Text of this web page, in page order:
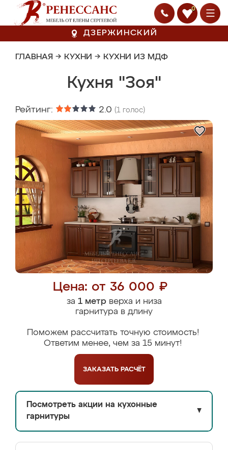
0
ДЗЕРЖИНСКИЙ
ГЛАВНАЯ → КУХНИ → КУХНИ ИЗ МДФ
Кухня "Зоя"
Рейтинг: 2.0 (1 голос)
Цена: от 36 000 ₽
за 1 метрверха и низа
гарнитура в длину
Поможем рассчитать точную стоимость!
Ответим менее, чем за 15 минут!
ЗАКАЗАТЬ РАСЧЁТ
Посмотреть акции на кухонные
гарнитуры
▼